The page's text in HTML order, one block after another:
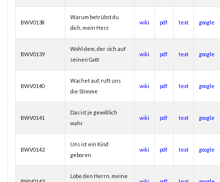
BWV0138
Warum betrübst du
dich, mein Herz
wiki pdf text google
BWV0139
Wohl dem, der sich auf
seinen Gott
wiki pdf text google
BWV0140
Wachet auf, ruft uns
die Stimme
wiki pdf text google
BWV0141
Das ist je gewißlich
wahr
wiki pdf text google
BWV0142
Uns ist ein Kind
geboren
wiki pdf text google
Lobe den Herrn, meine